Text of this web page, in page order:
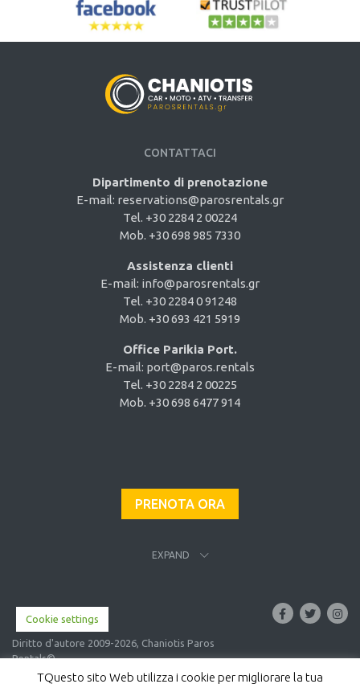
CONTATTACI
Dipartimento di prenotazione
E-mail: reservations@parosrentals.gr
Tel. +30 2284 2 00224
Mob. +30 698 985 7330
Assistenza clienti
E-mail: info@parosrentals.gr
Tel. +30 2284 0 91248
Mob. +30 693 421 5919
Office Parikia Port.
E-mail: port@paros.rentals
Tel. +30 2284 2 00225
Mob. +30 698 6477 914
PRENOTA ORA
EXPAND
Cookie settings
Diritto d'autore 2009-2026, Chaniotis Paros
Rentals©
TQuesto sito Web utilizza i cookie per migliorare la tua